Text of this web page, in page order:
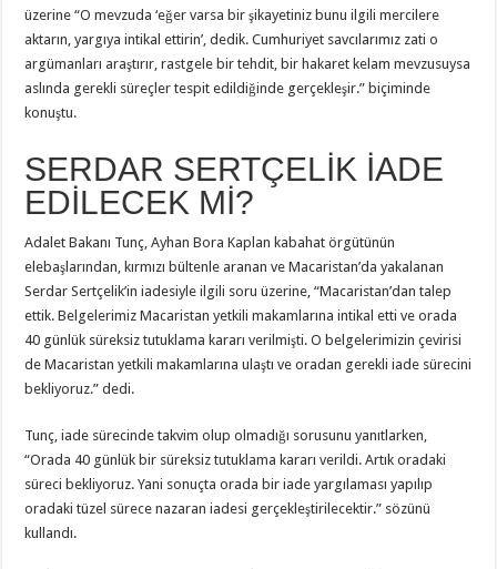
üzerine “O mevzuda ‘eğer varsa bir şikayetiniz bunu ilgili mercilere
aktarın, yargıya intikal ettirin’, dedik. Cumhuriyet savcılarımız zati o
argümanları araştırır, rastgele bir tehdit, bir hakaret kelam mevzusuysa
aslında gerekli süreçler tespit edildiğinde gerçekleşir.” biçiminde
konuştu.
SERDAR SERTÇELİK İADE
EDİLECEK Mİ?
Adalet Bakanı Tunç, Ayhan Bora Kaplan kabahat örgütünün
elebaşlarından, kırmızı bültenle aranan ve Macaristan’da yakalanan
Serdar Sertçelik’in iadesiyle ilgili soru üzerine, “Macaristan’dan talep
ettik. Belgelerimiz Macaristan yetkili makamlarına intikal etti ve orada
40 günlük süreksiz tutuklama kararı verilmişti. O belgelerimizin çevirisi
de Macaristan yetkili makamlarına ulaştı ve oradan gerekli iade sürecini
bekliyoruz.” dedi.
Tunç, iade sürecinde takvim olup olmadığı sorusunu yanıtlarken,
“Orada 40 günlük bir süreksiz tutuklama kararı verildi. Artık oradaki
süreci bekliyoruz. Yani sonuçta orada bir iade yargılaması yapılıp
oradaki tüzel sürece nazaran iadesi gerçekleştirilecektir.” sözünü
kullandı.